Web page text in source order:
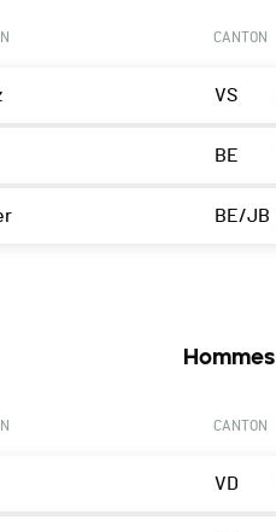
CANTON
VS
BE
BE/JB
Hommes
CANTON
VD